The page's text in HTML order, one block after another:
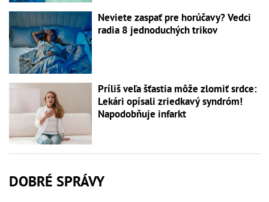
Neviete zaspať pre horúčavy? Vedci
radia 8 jednoduchých trikov
Príliš veľa šťastia môže zlomiť srdce:
Lekári opísali zriedkavý syndróm!
Napodobňuje infarkt
DOBRÉ SPRÁVY